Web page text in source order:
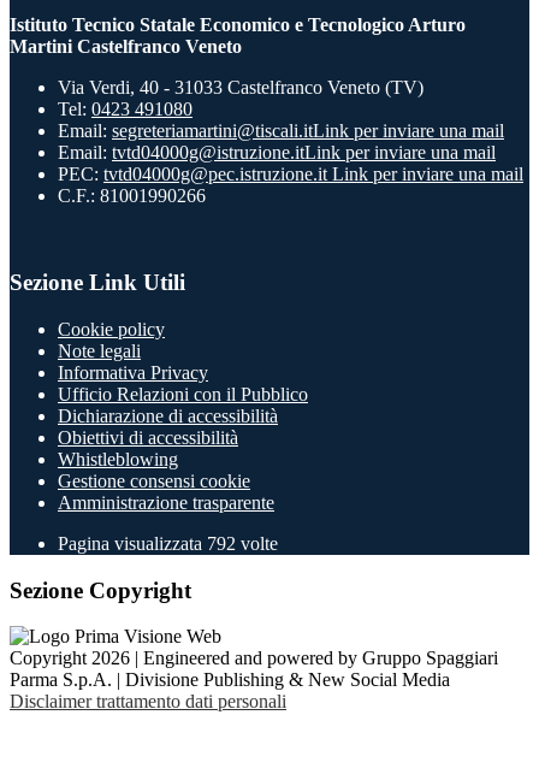
Istituto Tecnico Statale Economico e Tecnologico Arturo
Martini Castelfranco Veneto
Via Verdi, 40 - 31033 Castelfranco Veneto (TV)
Tel: 0423 491080
Email: segreteriamartini@tiscali.itLink per inviare una mail
Email: tvtd04000g@istruzione.itLink per inviare una mail
PEC: tvtd04000g@pec.istruzione.it Link per inviare una mail
C.F.: 81001990266
Sezione Link Utili
Cookie policy
Note legali
Informativa Privacy
Ufficio Relazioni con il Pubblico
Dichiarazione di accessibilità
Obiettivi di accessibilità
Whistleblowing
Gestione consensi cookie
Amministrazione trasparente
Pagina visualizzata 792 volte
Sezione Copyright
Copyright 2026 | Engineered and powered by Gruppo Spaggiari
Parma S.p.A. | Divisione Publishing & New Social Media
Disclaimer trattamento dati personali